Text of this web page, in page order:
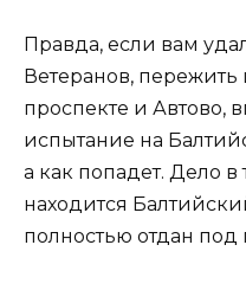
Правда, если вам
Ветеранов,
проспекте и Автово,
испытание на
а как попадет. Дело в
находится
полностью отдан